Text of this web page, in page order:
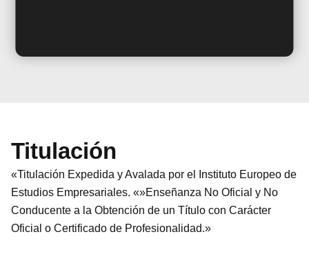
Titulación
«Titulación Expedida y Avalada por el Instituto Europeo de
Estudios Empresariales. «»Enseñanza No Oficial y No
Conducente a la Obtención de un Título con Carácter
Oficial o Certificado de Profesionalidad.»